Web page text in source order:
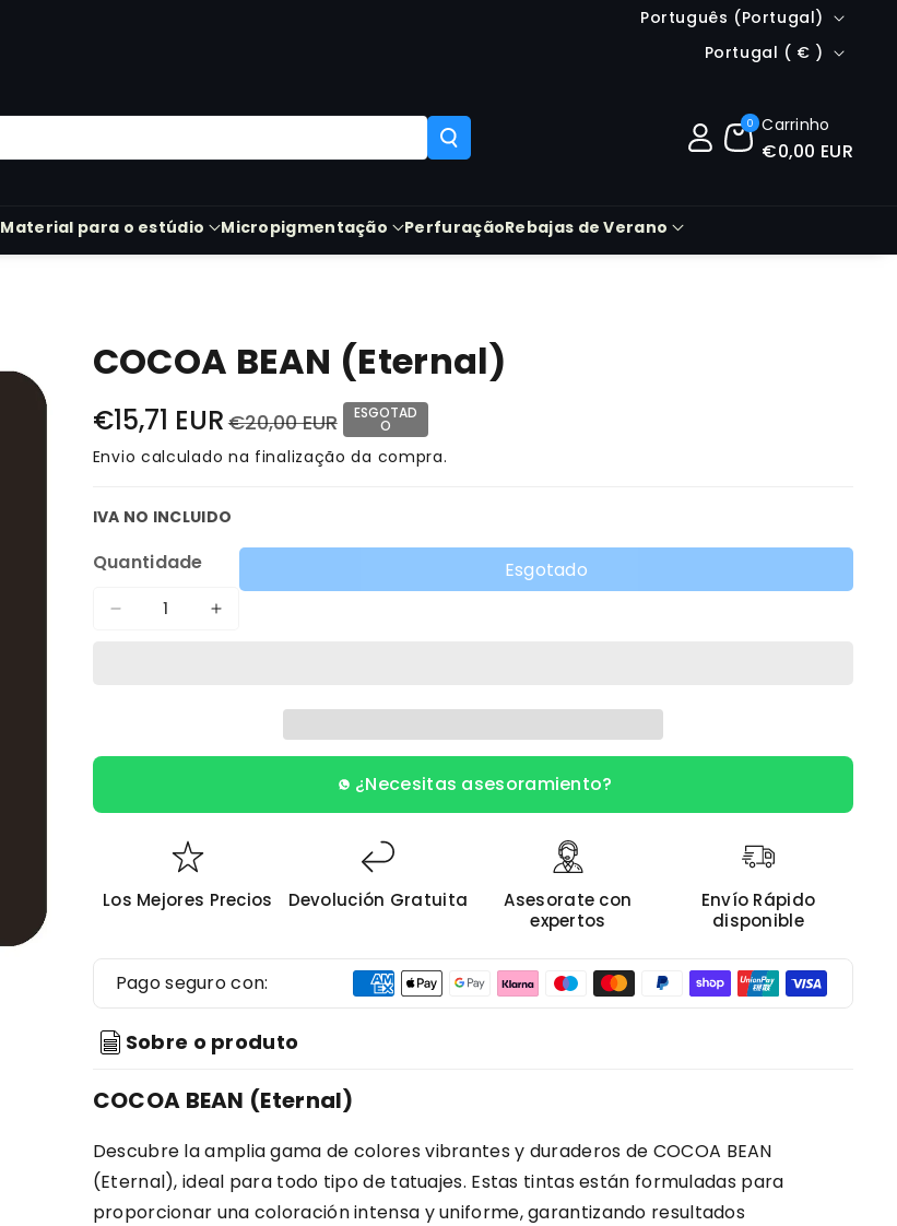
Idioma
Português (Portugal)
País/regiãoPortugal ( € )
0 Carrinho
€0,00 EUR
Material para o estúdio Micropigmentação PerfuraçãoRebajas de Verano
COCOA BEAN (Eternal)
€15,71 EUR€20,00 EUR ESGOTAD
O
Envio calculado na finalização da compra.
IVA NO INCLUIDO
Quantidade
Diminuir
Aumentar
COCOA
Esgotado
¿Necesitas asesoramiento?
Los Mejores Precios Devolución Gratuita
Asesorate con
expertos
Envío Rápido
disponible
Pago seguro con:
Sobre o produto
COCOA BEAN (Eternal)
Descubre la amplia gama de colores vibrantes y duraderos de COCOA BEAN
(Eternal), ideal para todo tipo de tatuajes. Estas tintas están formuladas para
proporcionar una coloración intensa y uniforme, garantizando resultados